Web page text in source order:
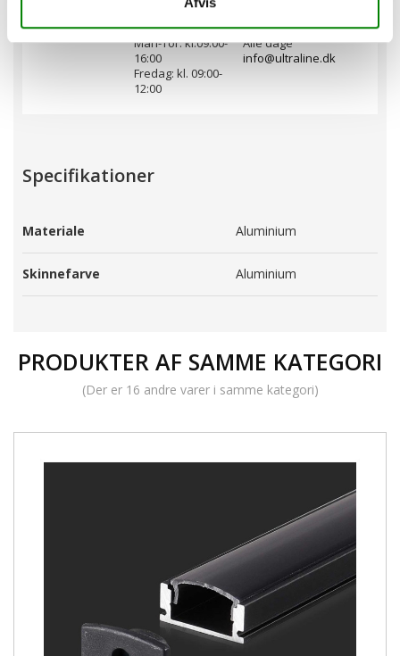
Telefontid:
Man-Tor: kl.09:00-
16:00
Fredag: kl. 09:00-
12:00
Email:
Alle dage
info@ultraline.dk
Specifikationer
Materiale Aluminium
Skinnefarve Aluminium
PRODUKTER AF SAMME KATEGORI
(Der er 16 andre varer i samme kategori)